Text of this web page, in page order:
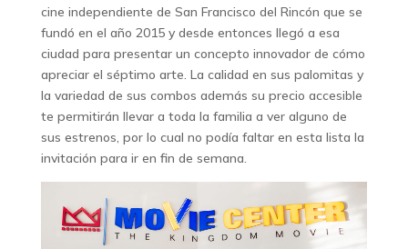
cine independiente de San Francisco del Rincón que se
fundó en el año 2015 y desde entonces llegó a esa
ciudad para presentar un concepto innovador de cómo
apreciar el séptimo arte. La calidad en sus palomitas y
la variedad de sus combos además su precio accesible
te permitirán llevar a toda la familia a ver alguno de
sus estrenos, por lo cual no podía faltar en esta lista la
invitación para ir en fin de semana.